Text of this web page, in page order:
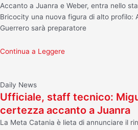
Accanto a Juanra e Weber, entra nello
Bricocity una nuova figura di alto profilo:
Guerrero sarà preparatore
Continua a Leggere
Daily News
Ufficiale, staff tecnico:
certezza accanto a Juanra
La Meta Catania è lieta di annunciare il